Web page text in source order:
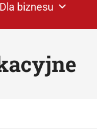
Dla biznesu